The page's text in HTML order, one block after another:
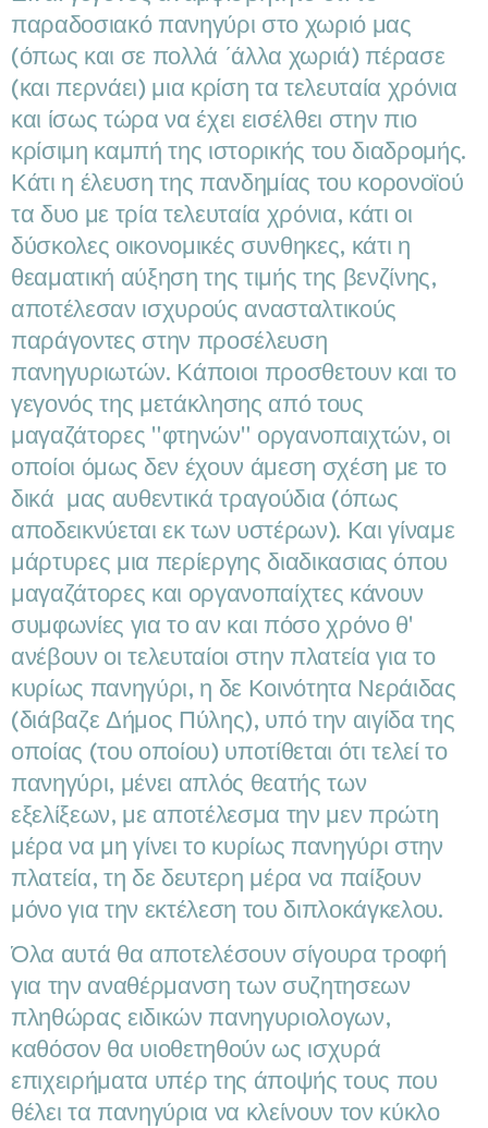
παραδοσιακό πανηγύρι στο χωριό μας
(όπως και σε πολλά ΄άλλα χωριά) πέρασε
(και περνάει) μια κρίση τα τελευταία χρόνια
και ίσως τώρα να έχει εισέλθει στην πιο
κρίσιμη καμπή της ιστορικής του διαδρομής.
Κάτι η έλευση της πανδημίας του κορονοϊού
τα δυο με τρία τελευταία χρόνια, κάτι οι
δύσκολες οικονομικές συνθηκες, κάτι η
θεαματική αύξηση της τιμής της βενζίνης,
αποτέλεσαν ισχυρούς ανασταλτικούς
παράγοντες στην προσέλευση
πανηγυριωτών. Κάποιοι προσθετουν και το
γεγονός της μετάκλησης από τους
μαγαζάτορες "φτηνών" οργανοπαιχτών, οι
οποίοι όμως δεν έχουν άμεση σχέση με το
δικά μας αυθεντικά τραγούδια (όπως
αποδεικνύεται εκ των υστέρων). Και γίναμε
μάρτυρες μια περίεργης διαδικασιας όπου
μαγαζάτορες και οργανοπαίχτες κάνουν
συμφωνίες για το αν και πόσο χρόνο θ'
ανέβουν οι τελευταίοι στην πλατεία για το
κυρίως πανηγύρι, η δε Κοινότητα Νεράιδας
(διάβαζε Δήμος Πύλης), υπό την αιγίδα της
οποίας (του οποίου) υποτίθεται ότι τελεί το
πανηγύρι, μένει απλός θεατής των
εξελίξεων, με αποτέλεσμα την μεν πρώτη
μέρα να μη γίνει το κυρίως πανηγύρι στην
πλατεία, τη δε δευτερη μέρα να παίξουν
μόνο για την εκτέλεση του διπλοκάγκελου.
Όλα αυτά θα αποτελέσουν σίγουρα τροφή
για την αναθέρμανση των συζητησεων
πληθώρας ειδικών πανηγυριολογων,
καθόσον θα υιοθετηθούν ως ισχυρά
επιχειρήματα υπέρ της άποψής τους που
θέλει τα πανηγύρια να κλείνουν τον κύκλο